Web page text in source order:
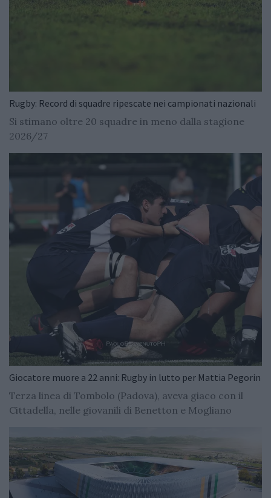
Rugby: Record di squadre ripescate nei campionati nazionali
Si stimano oltre 20 squadre in meno dalla stagione
2026/27
Giocatore muore a 22 anni: Rugby in lutto per Mattia Pegorin
Terza linea di Tombolo (Padova), aveva giaco con il
Cittadella, nelle giovanili di Benetton e Mogliano